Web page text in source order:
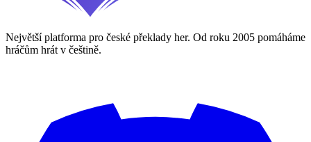
Největší platforma pro české překlady her. Od roku 2005 pomáháme
hráčům hrát v češtině.